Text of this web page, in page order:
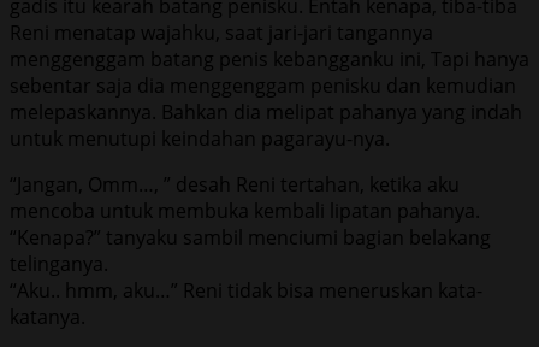
gadis itu kearah batang penisku. Entah kenapa, tiba-tiba
Reni menatap wajahku, saat jari-jari tangannya
menggenggam batang penis kebangganku ini, Tapi hanya
sebentar saja dia menggenggam penisku dan kemudian
melepaskannya. Bahkan dia melipat pahanya yang indah
untuk menutupi keindahan pagarayu-nya.
“Jangan, Omm…, ” desah Reni tertahan, ketika aku
mencoba untuk membuka kembali lipatan pahanya.
“Kenapa?” tanyaku sambil menciumi bagian belakang
telinganya.
“Aku.. hmm, aku…” Reni tidak bisa meneruskan kata-
katanya.